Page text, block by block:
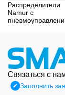
Распределители
Namur с
Связаться с
Заполнить